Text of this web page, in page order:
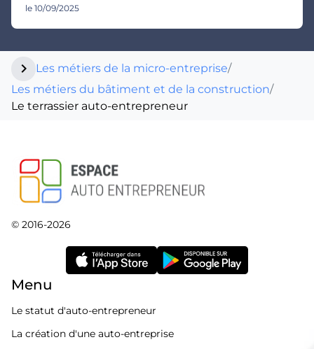
le 10/09/2025
chevron_right Les métiers de la micro-entreprise/
Les métiers du bâtiment et de la construction/
Le terrassier auto-entrepreneur
© 2016-2026
Menu
Le statut d'auto-entrepreneur
La création d'une auto-entreprise